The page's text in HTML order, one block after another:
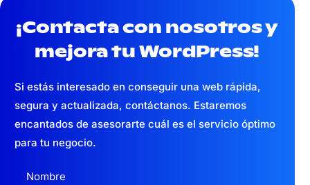
¡Contacta con nosotros y
mejora tu WordPress!
Si estás interesado en conseguir una web rápida,
segura y actualizada, contáctanos. Estaremos
encantados de asesorarte cuál es el servicio óptimo
para tu negocio.